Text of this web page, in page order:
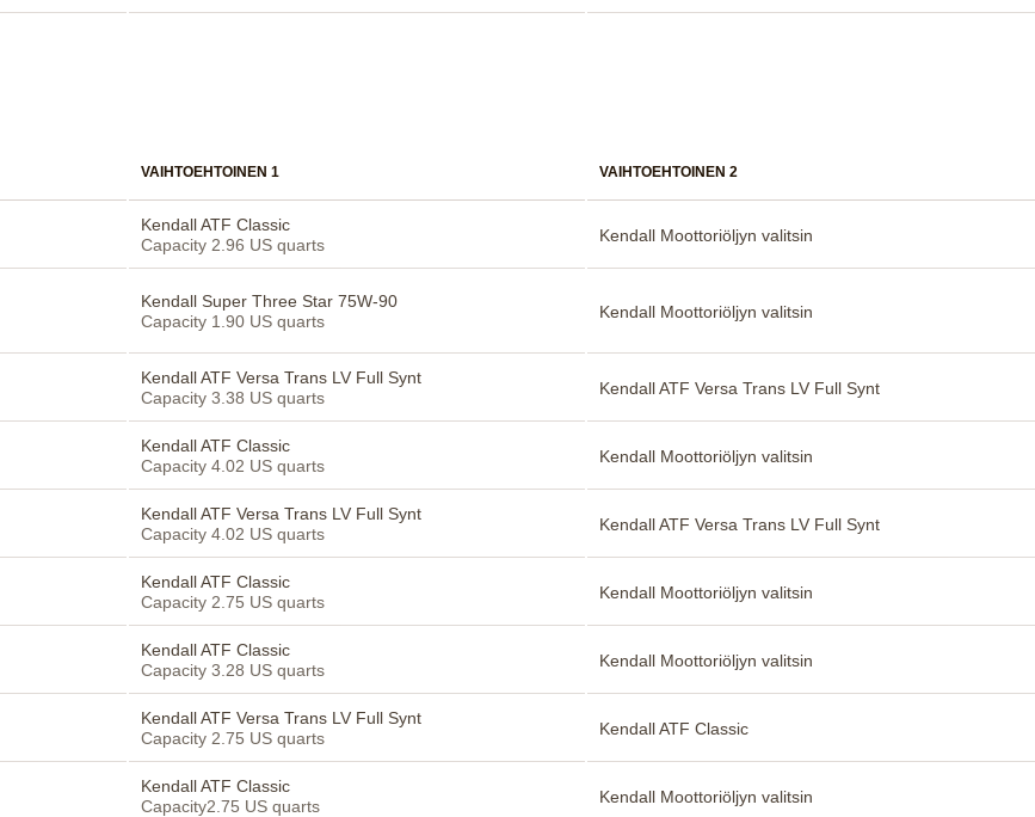
VAIHTOEHTOINEN 1 VAIHTOEHTOINEN 2
Kendall ATF Classic
Capacity 2.96 US quarts
Kendall Moottoriöljyn valitsin
Kendall Super Three Star 75W-90
Capacity 1.90 US quarts
Kendall Moottoriöljyn valitsin
Kendall ATF Versa Trans LV Full Synt
Capacity 3.38 US quarts
Kendall ATF Versa Trans LV Full Synt
Kendall ATF Classic
Capacity 4.02 US quarts
Kendall Moottoriöljyn valitsin
Kendall ATF Versa Trans LV Full Synt
Capacity 4.02 US quarts
Kendall ATF Versa Trans LV Full Synt
Kendall ATF Classic
Capacity 2.75 US quarts
Kendall Moottoriöljyn valitsin
Kendall ATF Classic
Capacity 3.28 US quarts
Kendall Moottoriöljyn valitsin
Kendall ATF Versa Trans LV Full Synt
Capacity 2.75 US quarts
Kendall ATF Classic
Kendall ATF Classic
Capacity2.75 US quarts
Kendall Moottoriöljyn valitsin